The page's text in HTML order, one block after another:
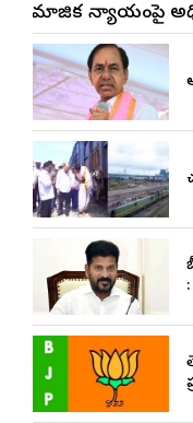
సామాజిక న్యాయంపై